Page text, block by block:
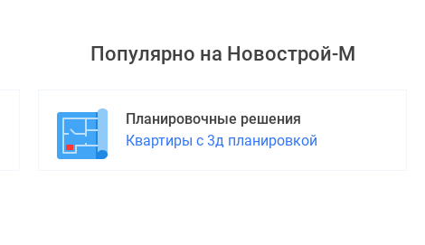
Популярно на Новострой-М
Планировочные решения
Квартиры с 3д планировкой